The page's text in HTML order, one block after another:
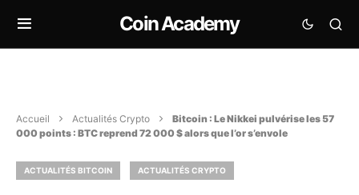
Coin Academy
Accueil Actualités Crypto
Bitcoin : Le Nikkei pulvérise les 57
000 points : BTC reprend 72 000 $ alors que l’or s’envole
ACTUALITÉS BITCOIN ACTUALITÉS CRYPTO